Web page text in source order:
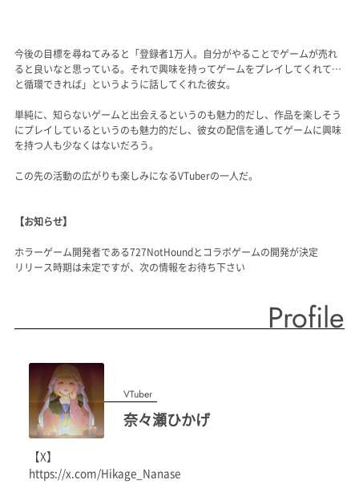
今後の目標を尋ねてみると「登録者1万人。自分がやることでゲームが売れ
ると良いなと思っている。それで興味を持ってゲームをプレイしてくれて…
と循環できれば」というように話してくれた彼女。
単純に、知らないゲームと出会えるというのも魅力的だし、作品を楽しそう
にプレイしているというのも魅力的だし、彼女の配信を通してゲームに興味
を持つ人も少なくはないだろう。
この先の活動の広がりも楽しみになるVTuberの一人だ。
【お知らせ】
ホラーゲーム開発者である727NotHoundとコラボゲームの開発が決定
リリース時期は未定ですが、次の情報をお待ち下さい
Profile
VTuber
奈々瀬ひかげ
【X】
https://x.com/Hikage_Nanase